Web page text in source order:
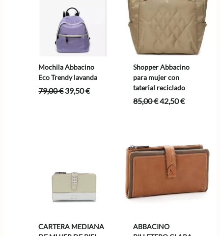
Mochila Abbacino
Eco Trendy lavanda
79,00€El
39,50€El
Shopper Abbacino
para mujer con
taterial reciclado
85,00€El
42,50€El
CARTERA MEDIANA
ABBACINO